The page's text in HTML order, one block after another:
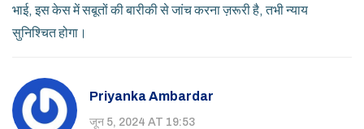
भाई, इस केस में सबूतों की बारीकी से जांच करना ज़रूरी है, तभी न्याय
सुनिश्चित होगा।
Priyanka Ambardar
जून 5, 2024 AT 19:53